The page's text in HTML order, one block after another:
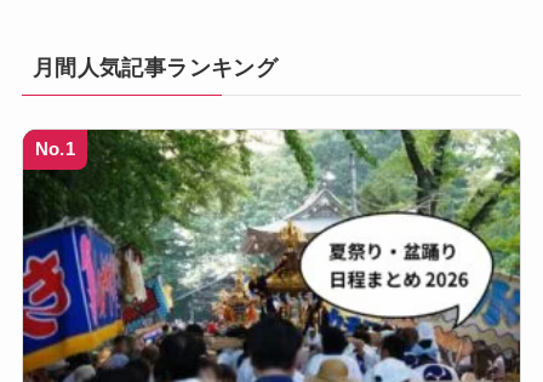
月間人気記事ランキング
No.1